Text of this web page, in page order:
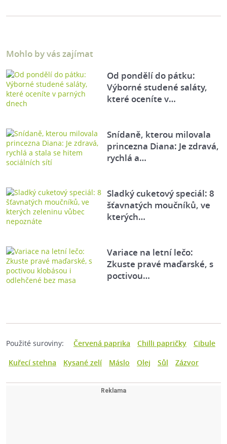
Mohlo by vás zajímat
Od pondělí do pátku:
Výborné studené saláty,
které oceníte v…
Snídaně, kterou milovala
princezna Diana: Je zdravá,
rychlá a…
Sladký cuketový speciál: 8
šťavnatých moučníků, ve
kterých…
Variace na letní lečo:
Zkuste pravé maďarské, s
poctivou…
Použité suroviny: Červená paprika Chilli papričky
Cibule
Kuřecí stehna
Kysané zelí Máslo Olej Sůl Zázvor